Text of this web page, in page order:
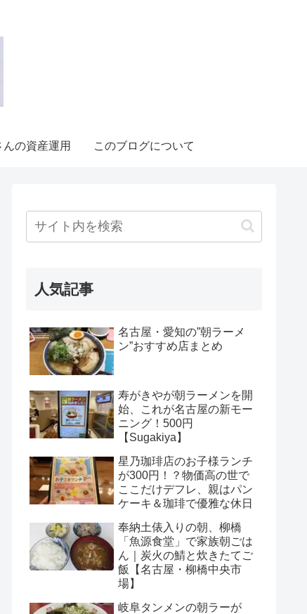
んの資産運用 このブログについて
人気記事
名古屋・愛知の”朝ラーメ
ン”おすすめ店まとめ
寿がきやが朝ラーメンを開
始、これが名古屋の新モー
ニング！500円
【Sugakiya】
星乃珈琲店のお子様ランチ
が300円！？物価高の世で
ここだけデフレ、親はパン
ケーキ＆珈琲で優雅な休日
奉納土俵入りの朝、柳橋
「魚源食堂」で家族朝ごは
ん｜炭火の鯖と炊きたてご
飯【名古屋・柳橋中央市
場】
岐阜タンメンの朝ラーが